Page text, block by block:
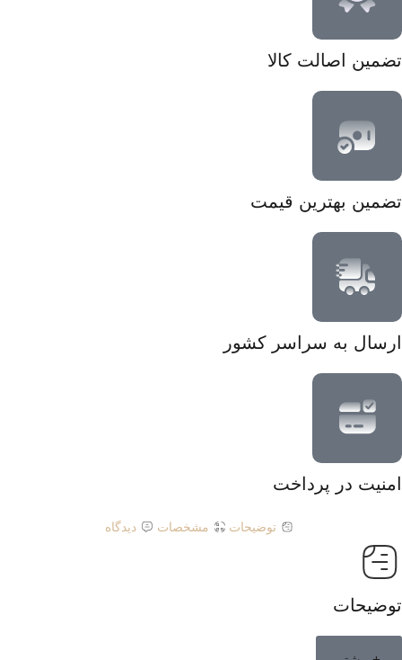
تضمین اصالت کالا
تضمین بهترین قیمت
ارسال به سراسر کشور
امنیت در پرداخت
توضیحات مشخصات دیدگاه
توضیحات